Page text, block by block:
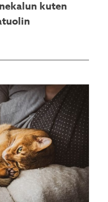
kuten